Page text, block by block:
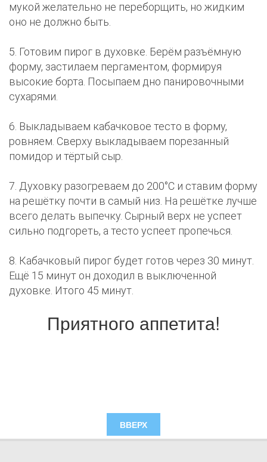
мукой желательно не переборщить, но жидким
оно не должно быть.
5. Готовим пирог в духовке. Берём разъёмную
форму, застилаем пергаментом, формируя
высокие борта. Посыпаем дно панировочными
сухарями.
6. Выкладываем кабачковое тесто в форму,
ровняем. Сверху выкладываем порезанный
помидор и тёртый сыр.
7. Духовку разогреваем до 200°C и ставим форму
на решётку почти в самый низ. На решётке лучше
всего делать выпечку. Сырный верх не успеет
сильно подгореть, а тесто успеет пропечься.
8. Кабачковый пирог будет готов через 30 минут.
Ещё 15 минут он доходил в выключенной
духовке. Итого 45 минут.
Приятного аппетита!
ВВЕРХ